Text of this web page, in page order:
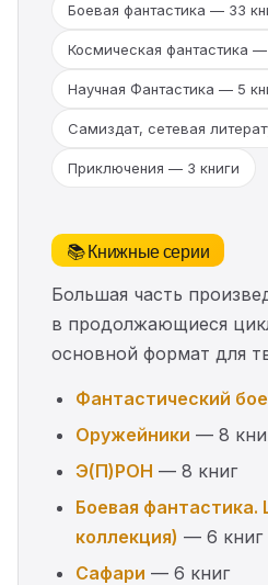
Боевая фантастика — 33
Космическая фантастика —
Научная Фантастика — 5
Самиздат, сетевая
Приключения — 3 книги
📚 Книжные серии
Большая часть
в продолжающиеся
основной формат для
Фантастический
Оружейники — 8
Э(П)РОН — 8 книг
Боевая
коллекция) — 6 книг
Сафари — 6 книг